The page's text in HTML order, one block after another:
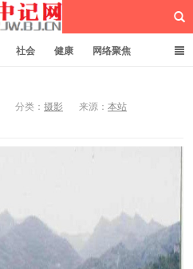
社会 健康 网络聚焦
分类： 摄影 来源： 本站